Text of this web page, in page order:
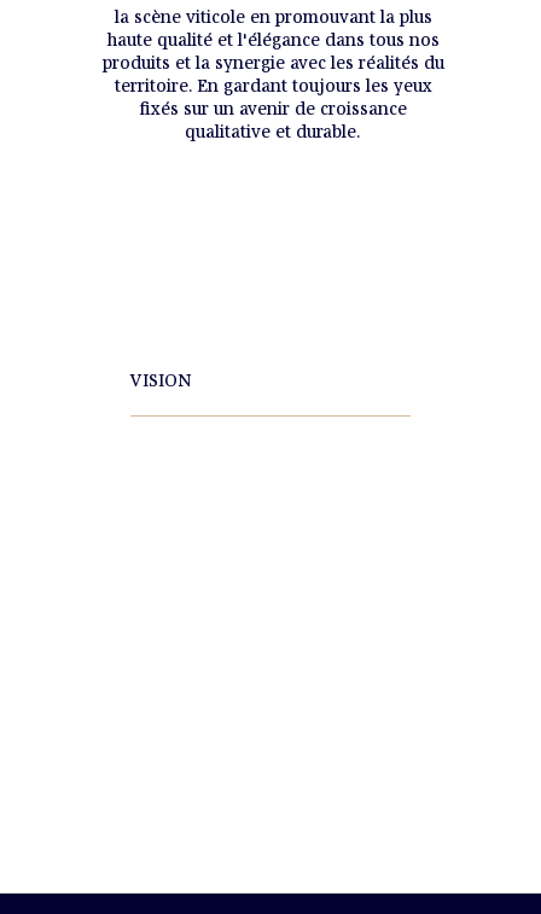
la scène viticole en promouvant la plus
haute qualité et l'élégance dans tous nos
produits et la synergie avec les réalités du
territoire. En gardant toujours les yeux
fixés sur un avenir de croissance
qualitative et durable.
VISION